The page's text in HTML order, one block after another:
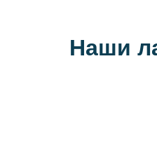
Наши